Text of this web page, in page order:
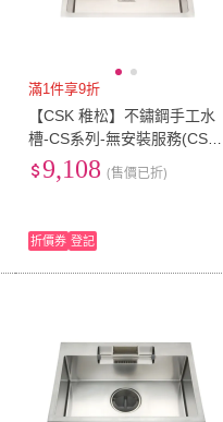
滿1件享9折
【CSK 稚松】不鏽鋼手工水
槽-CS系列-無安裝服務(CSK
CS5447)
9,108 (售價已折)
折價券 登記